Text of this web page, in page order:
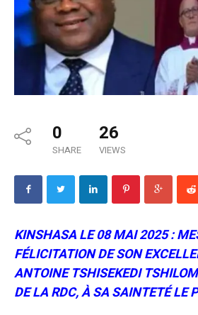
0
SHARE
26
VIEWS
KINSHASA LE 08 MAI 2025 :
FÉLICITATION DE SON
ANTOINE TSHISEKEDI
DE LA RDC, À SA SAINTETÉ LE